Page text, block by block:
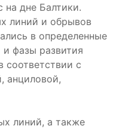
на дне Балтики.
линий и обрывов
в определенные
и фазы развития
соответствии с
анциловой,
линий, а также